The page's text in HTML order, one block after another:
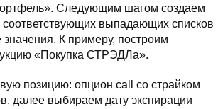
Следующим шагом создаем
соответствующих выпадающих списков
К примеру, построим
«Покупка СТРЭДЛа».
позицию: опцион call со страйком
далее выбираем дату экспирации